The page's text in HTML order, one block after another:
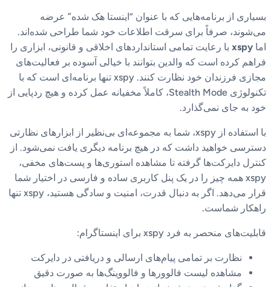
بسیاری از برنامه‌هایی که با عنوان “اینستا هک شده” عرضه
می‌شوند، صرفاً برای سرقت اطلاعات خود شما طراحی شده‌اند.
اما xspy با رعایت تمامی استانداردهای اخلاقی و قانونی، ابزاری را
فراهم کرده است که والدین بتوانند با خیالی آسوده بر فعالیت‌های
مجازی فرزندان خود نظارت کنند. xspy تنها برنامه‌ای است که با
تکنولوژی Stealth Mode، کاملاً مخفیانه عمل کرده و هیچ ردپایی از
خود به جای نمی‌گذارد.
با استفاده از xspy، شما به مجموعه‌ای بی‌نظیر از ابزارهای نظارتی
دسترسی خواهید داشت که در هیچ برنامه دیگری یافت نمی‌شود. از
کنترل دایرکت‌ها گرفته تا مشاهده استوری‌ها و پست‌های مخفی،
xspy همه چیز را در یک پنل کاربری ساده و فارسی در اختیار شما
قرار می‌دهد. اگر به دنبال قدرت، امنیت و سادگی هستید، xspy تنها
راهکار شماست.
قابلیت‌های منحصر به فرد xspy برای اینستاگرام:
نظارت بر تمامی پیام‌های ارسالی و دریافتی در دایرکت
مشاهده لیست فالوورها و فالووینگ‌ها به صورت دقیق